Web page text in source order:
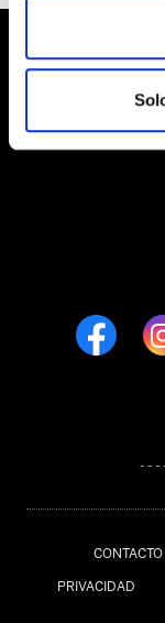
CONTACTO
PRIVACIDAD